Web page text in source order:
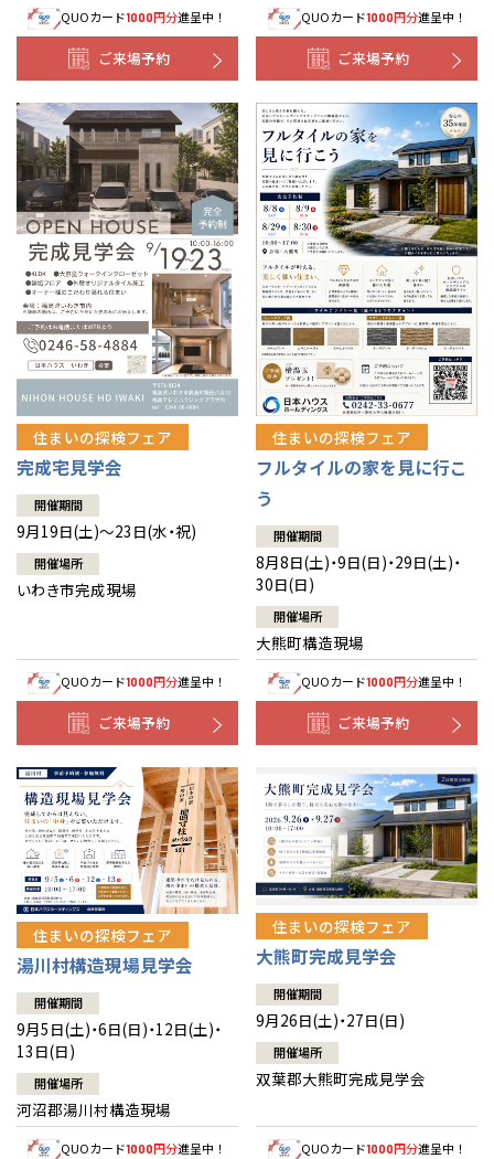
QUOカード1000円分進呈中！
ご来場予約
QUOカード1000円分進呈中！
ご来場予約
住まいの探検フェア
完成宅見学会
開催期間
9月19日(土)～23日(水・祝)
開催場所
いわき市完成現場
QUOカード1000円分進呈中！
ご来場予約
住まいの探検フェア
フルタイルの家を見に行こ
う
開催期間
8月8日(土)・9日(日)・29日(土)・
30日(日)
開催場所
大熊町構造現場
QUOカード1000円分進呈中！
ご来場予約
住まいの探検フェア
湯川村構造現場見学会
開催期間
9月5日(土)・6日(日)・12日(土)・
13日(日)
開催場所
河沼郡湯川村構造現場
QUOカード1000円分進呈中！
住まいの探検フェア
大熊町完成見学会
開催期間
9月26日(土)・27日(日)
開催場所
双葉郡大熊町完成見学会
QUOカード1000円分進呈中！